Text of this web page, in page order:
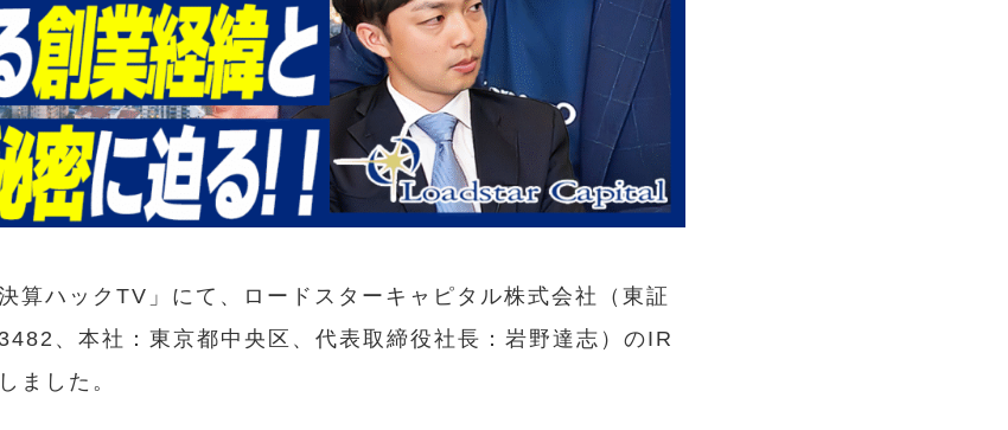
算ハックTV」にて、ロードスターキャピタル株式会社（東証
、本社：東京都中央区、代表取締役社長：岩野達志）のIR
ました。